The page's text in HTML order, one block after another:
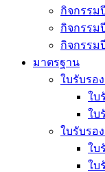
กิจกรรม
กิจกรรม
กิจกรรม
มาตรฐาน
ใบรับรอง
ใบ
ใบ
ใบรับรอง
ใบ
ใบ